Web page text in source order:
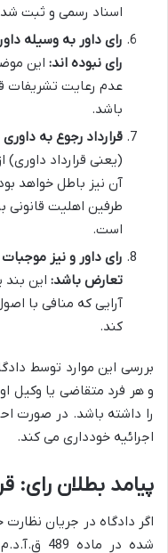
اسناد رسمی و ثبت
رای داور به وسیله
رای نبوده اند: این
عدم رعایت تشریفات
باشد.
قرارداد رجوع به
(یعنی قرارداد داوری)
آن نیز باطل خواهد
طرفین اهلیت قانونی
است.
رای داور و نیز
تعارض باشد: این
آرایی که منافی با
کند.
بررسی این موارد توسط
و هر فرد متقاضی یا وکیل
را داشته باشد. در صورت
اجرائیه خودداری می کند.
پیامد بطلان رای:
اگر دادگاه در جریان نظارت
شده در